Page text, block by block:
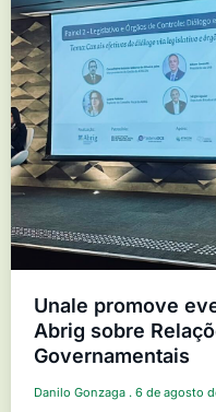
Unale promove
Abrig sobre
Governamentais
Danilo Gonzaga 6 de agosto